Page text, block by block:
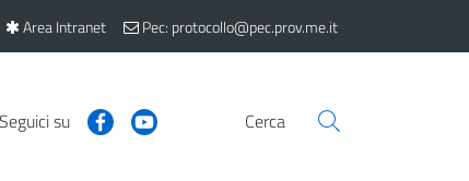
Area Intranet Pec: protocollo@pec.prov.me.it
Seguici su Cerca